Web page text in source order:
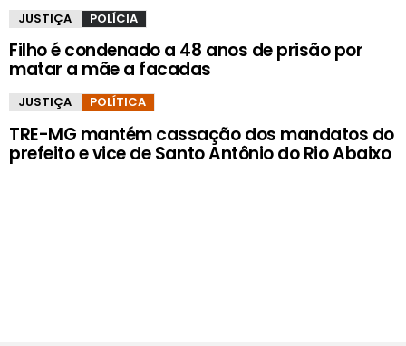
JUSTIÇA POLÍCIA
Filho é condenado a 48 anos de prisão por
matar a mãe a facadas
JUSTIÇA POLÍTICA
TRE-MG mantém cassação dos mandatos do
prefeito e vice de Santo Antônio do Rio Abaixo